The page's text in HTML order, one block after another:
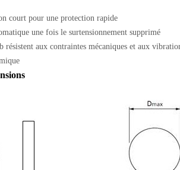
court pour une protection rapide
une fois le surtensionnement supprimé
résistent aux contraintes mécaniques et aux